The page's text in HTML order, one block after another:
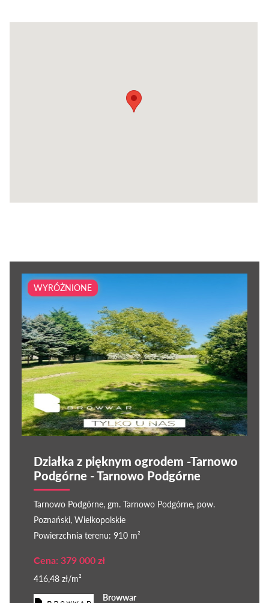
WYRÓŻNIONE
Działka z pięknym ogrodem -Tarnowo
Podgórne - Tarnowo Podgórne
Tarnowo Podgórne, gm. Tarnowo Podgórne, pow.
Poznański, Wielkopolskie
Powierzchnia terenu: 910 m²
Cena: 379 000 zł
416,48 zł/m²
Browwar